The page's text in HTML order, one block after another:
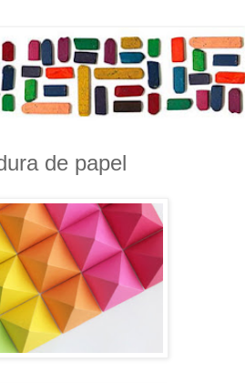
de papel